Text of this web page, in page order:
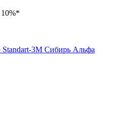
Standart-3М Сибирь Альфа